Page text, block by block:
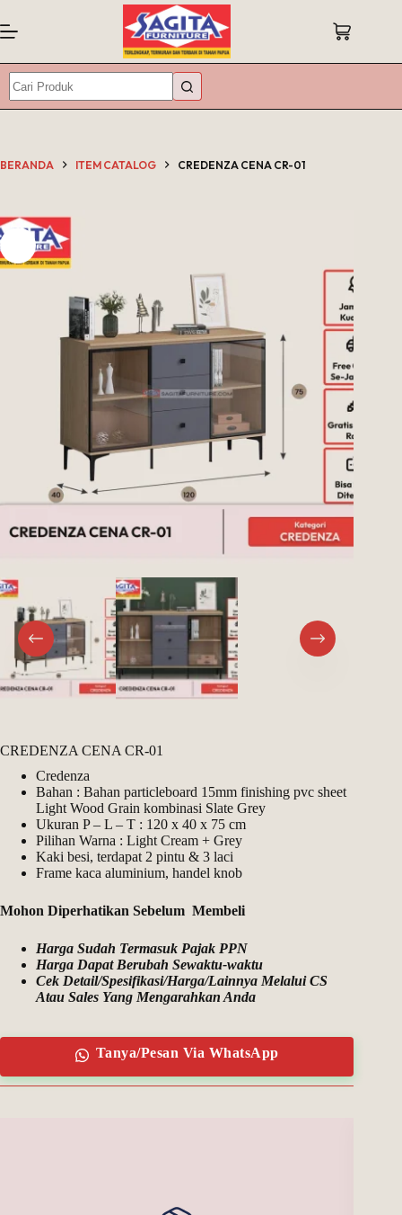
to
content
Shopping
No
results
BERANDA ITEM CATALOG CREDENZA CENA CR-01
CREDENZA CENA CR-01
Credenza
Bahan : Bahan particleboard 15mm finishing pvc sheet
Light Wood Grain kombinasi Slate Grey
Ukuran P – L – T : 120 x 40 x 75 cm
Pilihan Warna : Light Cream + Grey
Kaki besi, terdapat 2 pintu & 3 laci
Frame kaca aluminium, handel knob
Mohon Diperhatikan Sebelum Membeli
Harga Sudah Termasuk Pajak PPN
Harga Dapat Berubah Sewaktu-waktu
Cek Detail/Spesifikasi/Harga/Lainnya Melalui CS
Atau Sales Yang Mengarahkan Anda
Tanya/Pesan Via WhatsApp